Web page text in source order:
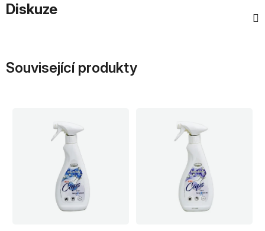
Diskuze
Související produkty